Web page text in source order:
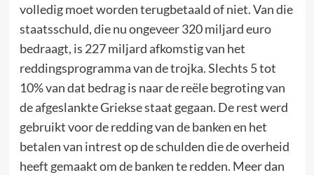
volledig moet worden terugbetaald of niet. Van die
staatsschuld, die nu ongeveer 320 miljard euro
bedraagt, is 227 miljard afkomstig van het
reddingsprogramma van de trojka. Slechts 5 tot
10% van dat bedrag is naar de reële begroting van
de afgeslankte Griekse staat gegaan. De rest werd
gebruikt voor de redding van de banken en het
betalen van intrest op de schulden die de overheid
heeft gemaakt om de banken te redden. Meer dan